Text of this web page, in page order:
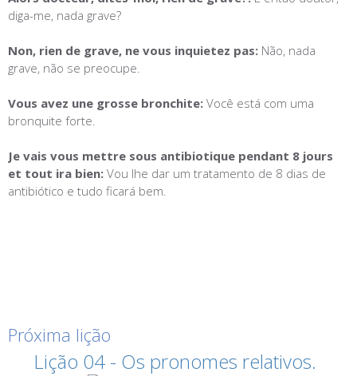
diga-me, nada grave?
Non, rien de grave, ne vous inquietez pas: Não, nada
grave, não se preocupe.
Vous avez une grosse bronchite: Você está com uma
bronquite forte.
Je vais vous mettre sous antibiotique pendant 8 jours
et tout ira bien: Vou lhe dar um tratamento de 8 dias de
antibiótico e tudo ficará bem.
Próxima lição
Lição 04 - Os pronomes relativos.